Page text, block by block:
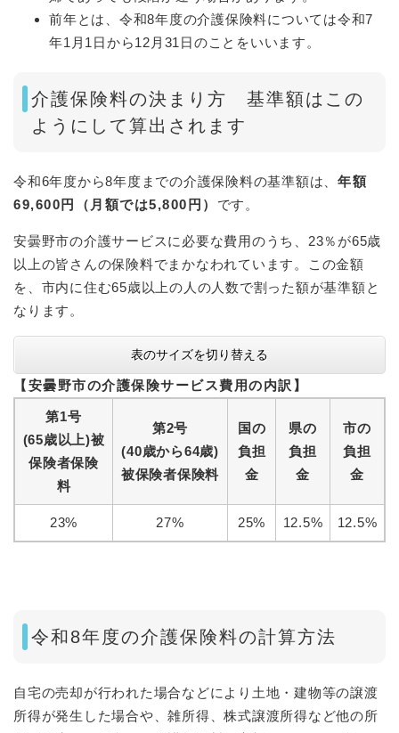
前年とは、令和8年度の介護保険料については令和7
年1月1日から12月31日のことをいいます。
介護保険料の決まり方 基準額はこの
ようにして算出されます
令和6年度から8年度までの介護保険料の基準額は、 年額
69,600円（月額では5,800円） です。
安曇野市の介護サービスに必要な費用のうち、23％が65歳
以上の皆さんの保険料でまかなわれています。この金額
を、市内に住む65歳以上の人の人数で割った額が基準額と
なります。
表のサイズを切り替える
第1号
(65歳以上)被
保険者保険
料
第2号
(40歳から64歳)
被保険者保険料
国の
負担
金
県の
負担
金
市の
負担
金
【安曇野市の介護保険サービス費用の内訳】
23% 27% 25% 12.5% 12.5%
令和8年度の介護保険料の計算方法
自宅の売却が行われた場合などにより土地・建物等の譲渡
所得が発生した場合や、雑所得、株式譲渡所得など他の所